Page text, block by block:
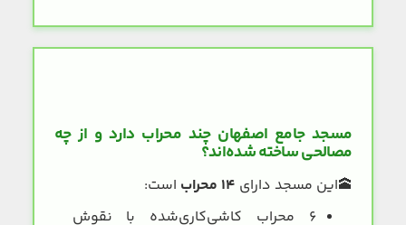
مسجد جامع اصفهان چند محراب دارد و از چه
مصالحی ساخته شده‌اند؟
🕋این مسجد دارای ۱۴ محراب
است:
۶ محراب کاشی‌کاری‌شده با نقوش